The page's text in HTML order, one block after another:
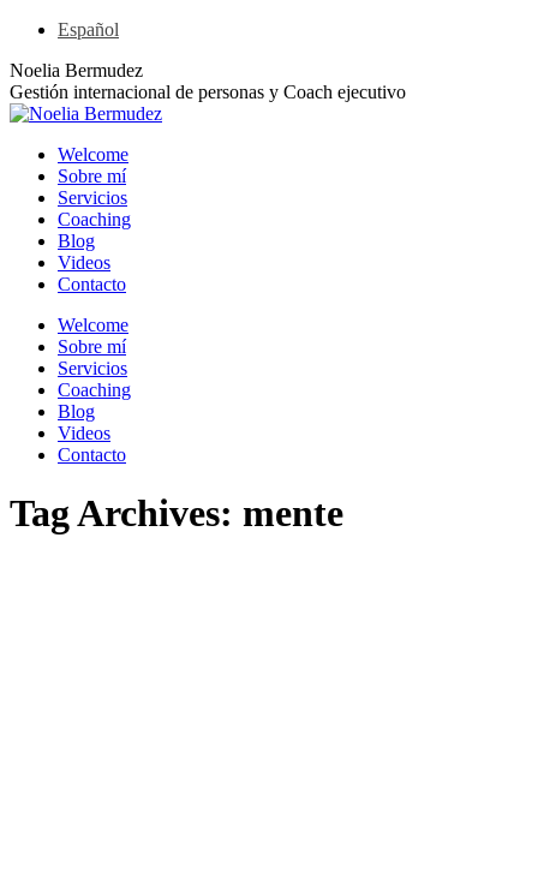
Skip
content
Español
Linkedin
page
opens
new
window
YouTube
page
opens
new
window
Rss
page
opens
new
window
X
page
opens
new
window
Noelia Bermudez
Gestión internacional de personas y Coach ejecutivo
Welcome
Sobre mí
Servicios
Coaching
Blog
Videos
Contacto
Welcome
Sobre mí
Servicios
Coaching
Blog
Videos
Contacto
Tag Archives: mente